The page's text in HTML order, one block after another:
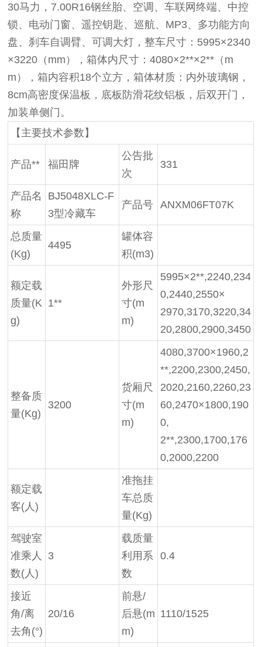
30马力，7.00R16钢丝胎、空调、车联网终端、中控
锁、电动门窗、遥控钥匙、巡航、MP3、多功能方向
盘、刹车自调臂、可调大灯，整车尺寸：5995×2340
×3220（mm），箱体内尺寸：4080×2**×2**（m
m），箱内容积18个立方，箱体材质：内外玻璃钢，
8cm高密度保温板，底板防滑花纹铝板，后双开门，
加装单侧门。
【主要技术参数】
产品** 福田牌
公告批
次
331
产品名
称
BJ5048XLC-F
3型冷藏车
产品号 ANXM06FT07K
总质量
(Kg)
4495
罐体容
积(m3)
额定载
质量(K
g)
1**
外形尺
寸(m
m)
5995×2**,2240,234
0,2440,2550×
2970,3170,3220,34
20,2800,2900,3450
整备质
量(Kg)
3200
货厢尺
寸(m
m)
4080,3700×1960,2
**,2200,2300,2450,
2020,2160,2260,23
60,2470×1800,190
0,
2**,2300,1700,176
0,2000,2200
额定载
客(人)
准拖挂
车总质
量(Kg)
驾驶室
准乘人
数(人)
3
载质量
利用系
数
0.4
接近
角/离
去角(°)
20/16
前悬/
后悬(m
m)
1110/1525